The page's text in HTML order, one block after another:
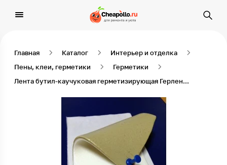
Главная Каталог
Интерьер и отделка
Пены, клеи, герметики
Герметики
Лента бутил-каучуковая герметизирующая Герлен-Д(и) 180/3,5 мм, 10 пог.м